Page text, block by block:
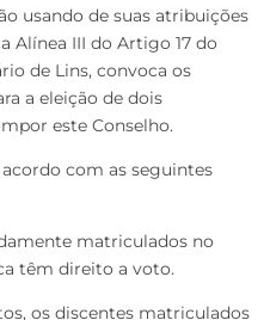
usando de suas atribuições
Alínea III do Artigo 17 do
de Lins, convoca os
a eleição de dois
este Conselho.
com as seguintes
matriculados no
têm direito a voto.
os discentes matriculados